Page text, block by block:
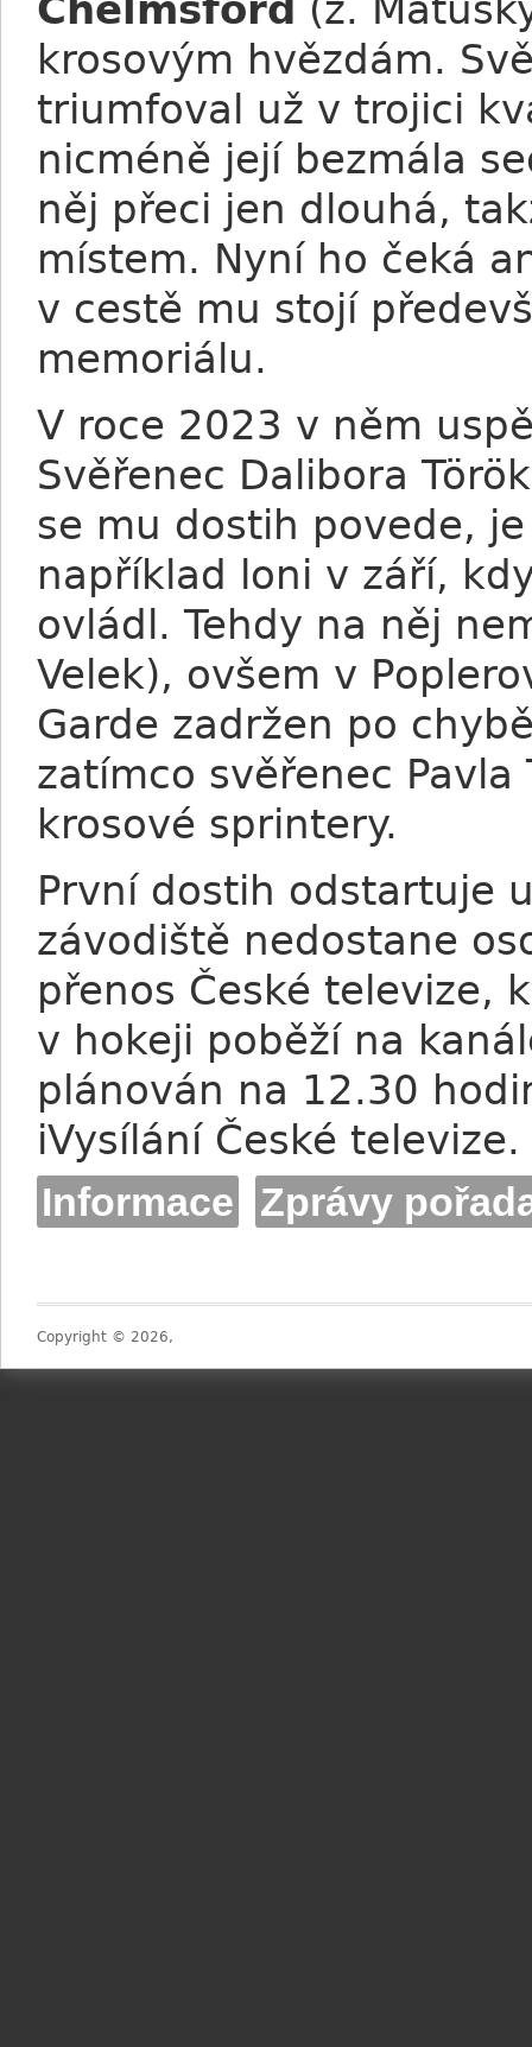
Chelmsford (ž.
krosovým hvězdám.
triumfoval už v trojici
nicméně její bezmála
něj přeci jen dlouhá,
místem. Nyní ho čeká
v cestě mu stojí
memoriálu.
V roce 2023 v něm
Svěřenec Dalibora
se mu dostih povede,
například loni v září,
ovládl. Tehdy na něj
Velek), ovšem v
Garde zadržen po
zatímco svěřenec
krosové sprintery.
První dostih odstartuje
závodiště nedostane
přenos České televize,
v hokeji poběží na
plánován na 12.30
iVysílání České televize.
Informace Zprávy
Copyright © 2026,